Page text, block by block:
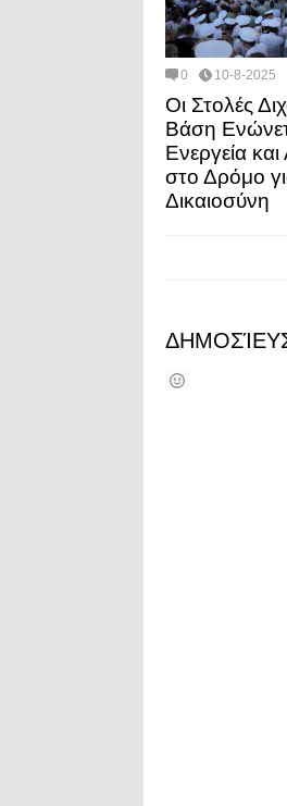
0 10-8-2025
Οι Στολές
Βάση
Ενεργεία
στο Δρόμο
Δικαιοσύνη